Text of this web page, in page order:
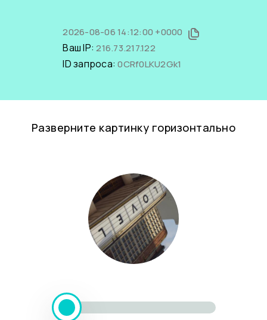
2026-08-06 14:12:00 +0000
Ваш IP:216.73.217.122
ID запроса:0CRf0LKU2Gk1
Разверните картинку горизонтально